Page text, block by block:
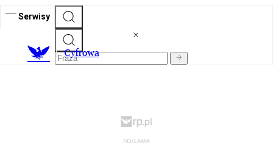
Serwisy
Cyfrowa